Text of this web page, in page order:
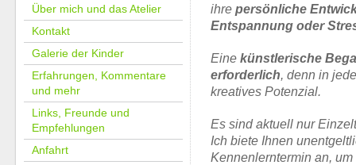
Über mich und das Atelier
Kontakt
Galerie der Kinder
Erfahrungen, Kommentare
und mehr
Links, Freunde und
Empfehlungen
Anfahrt
ihre persönliche
Entspannung oder
Eine künstlerische
erforderlich, denn in
kreatives Potenzial.
Es sind aktuell nur
Ich biete Ihnen
Kennenlerntermin an,